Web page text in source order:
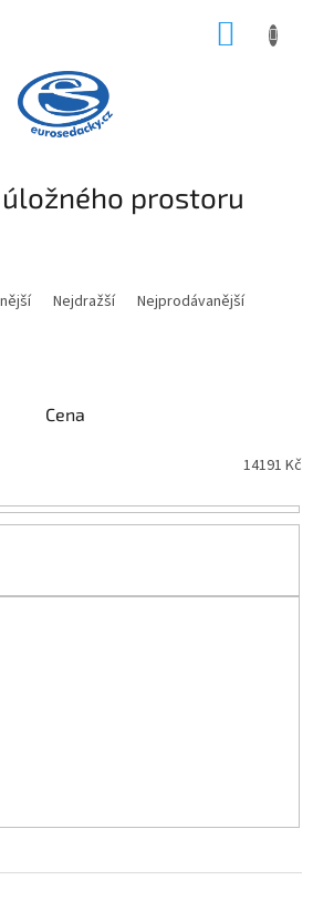
prostoru
Nejdražší
Nejprodávanější
Cena
14191 Kč